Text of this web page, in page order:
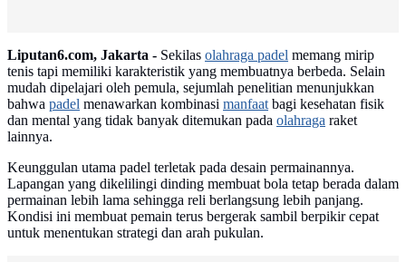
Liputan6.com, Jakarta - Sekilas olahraga padel memang mirip
tenis tapi memiliki karakteristik yang membuatnya berbeda. Selain
mudah dipelajari oleh pemula, sejumlah penelitian menunjukkan
bahwa padel menawarkan kombinasi manfaatbagi kesehatan fisik
dan mental yang tidak banyak ditemukan pada olahraga raket
lainnya.
Keunggulan utama padel terletak pada desain permainannya.
Lapangan yang dikelilingi dinding membuat bola tetap berada dalam
permainan lebih lama sehingga reli berlangsung lebih panjang.
Kondisi ini membuat pemain terus bergerak sambil berpikir cepat
untuk menentukan strategi dan arah pukulan.